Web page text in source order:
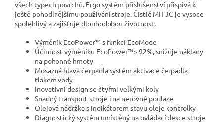
všech typech povrchů. Ergo systém příslušenství přispívá k
ještě pohodlnějšímu používání stroje. Čistič MH 3C je vysoce
spolehlivý a zajišťuje dlouhodobou životnost.
Výměník EcoPower™ s funkcí EcoMode
Účinnost výměníku EcoPower™> 92%, snižuje náklady
na pohonné hmoty
Mosazná hlava čerpadla systém aktivace čerpadla
tlakem vody
Inovativní design se čtyřmi velkými koly
Snadný transport stroje i na nerovné podlaze
Olejová nádržka s indikátorem stavu oleje kontrolky
Diagnostický systém umístěný na ovládací desce stroje